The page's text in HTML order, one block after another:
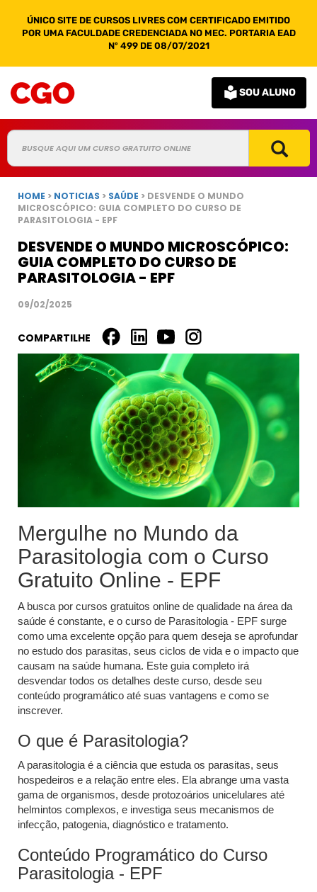
ÚNICO SITE DE CURSOS LIVRES COM CERTIFICADO EMITIDO
POR UMA FACULDADE CREDENCIADA NO MEC. PORTARIA EAD
Nº 499 DE 08/07/2021
SOU ALUNO
HOME > NOTICIAS > SAÚDE > DESVENDE O MUNDO
MICROSCÓPICO: GUIA COMPLETO DO CURSO DE
PARASITOLOGIA - EPF
DESVENDE O MUNDO MICROSCÓPICO:
GUIA COMPLETO DO CURSO DE
PARASITOLOGIA - EPF
09/02/2025
COMPARTILHE
Mergulhe no Mundo da
Parasitologia com o Curso
Gratuito Online - EPF
A busca por cursos gratuitos online de qualidade na área da
saúde é constante, e o curso de Parasitologia - EPF surge
como uma excelente opção para quem deseja se aprofundar
no estudo dos parasitas, seus ciclos de vida e o impacto que
causam na saúde humana. Este guia completo irá
desvendar todos os detalhes deste curso, desde seu
conteúdo programático até suas vantagens e como se
inscrever.
O que é Parasitologia?
A parasitologia é a ciência que estuda os parasitas, seus
hospedeiros e a relação entre eles. Ela abrange uma vasta
gama de organismos, desde protozoários unicelulares até
helmintos complexos, e investiga seus mecanismos de
infecção, patogenia, diagnóstico e tratamento.
Conteúdo Programático do Curso
Parasitologia - EPF